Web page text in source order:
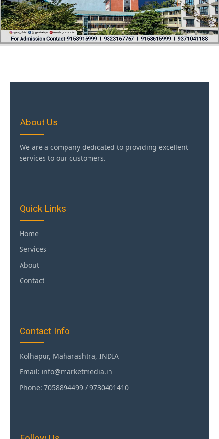
About Us
We are a company dedicated to providing excellent
services to our customers.
Quick Links
Home
Services
About
Contact
Contact Info
Kolhapur, Maharashtra, INDIA
Email: info@marketmedia.in
Phone: 7058894499 / 9730401410